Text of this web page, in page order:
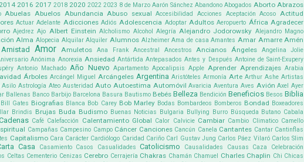
2014 2016 2017 2018 2020 2022 2023 8 de Marzo Aarón Sánchez Abandono Abogados Aborto Abrazos
Abuelas Abuelos Abundancia Abuso sexual Accesibilidad Acciones Aceptación Acoso Actitud
Actuar Adelante Adicciones Adiós Adolescencia Adoptar Adultos Aeropuerto África Agradecer
Ajedrez Ajo Albert Einstein Alcholismo Alcohol Alegría Alejandro Jodorowsky Alejandro Magno
Alma Alopecia Alquilar Alquiler Alumnos Alzheimer Ama de casa Amantes Amar Amarre Amén
Amistad Amor Amuletos Ana Frank Ancestral Ancestros Ancianos Ángeles Angelina Jolie
Anónima Anorexia Ansiedad Antártida Antepasados Antes y Después Antoine de Saint-Exupery
Antonio Machado Año Nuevo Apartamento Apocalipsis Apple Aprender Aprendizajes Arabia
Árboles Arcángel Miguel Arcángeles Argentina Aristóteles Armonía Arte Arthur Ashe Artistas
Asilo Astrología Ateo Austeridad Auto Autoestima Automóvil Avaricia Aventura Aves Avión Axel Ayer
Ballenas Banco Barbijo Barcelona Basura Bautismo Bebés Belleza Bendición Beneficios Besos Biblia
Bill Gates Biografias Blanca Bob Carey Bob Marley Bodas Bombardeos Bomberos Bondad Boxeadores
Brindis Brujas Buda Budismo Buenas Noticias Bulgaria Bullying Burro Búsqueda Butano Cabala
Café Calefacción Calentamiento Global Calor Calvicie Cambiar Cambio Climatico Camello
Campañas Campesino Campo Cáncer Canciones Cancún Canela Cantantes Cantar Cantinflas
Capitalismo Cara Carácter Cardiólogo Caridad Cariño Carl Gustav Jung Carlos Páez Vilaró Carlos Slim
Casa Casamiento Casos Casualidades Catolicismo Causalidades Causas Caza Celebración
Celtas Cementerio Cenizas Cerebro Cerrajería Chakras Chamán Chamuel Charles Chaplin Chi Chicas